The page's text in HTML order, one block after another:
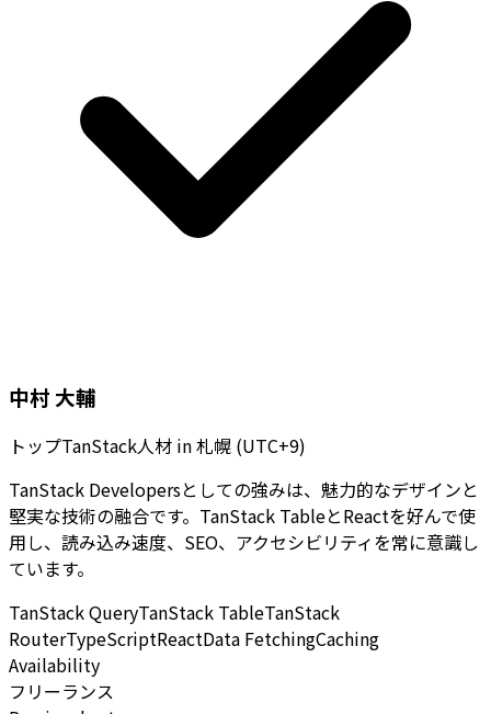
中村 大輔
トップTanStack人材 in札幌 (UTC+9)
TanStack Developersとしての強みは、魅力的なデザインと
堅実な技術の融合です。TanStack TableとReactを好んで使
用し、読み込み速度、SEO、アクセシビリティを常に意識し
ています。
TanStack QueryTanStack TableTanStack
RouterTypeScriptReactData FetchingCaching
Availability
フリーランス